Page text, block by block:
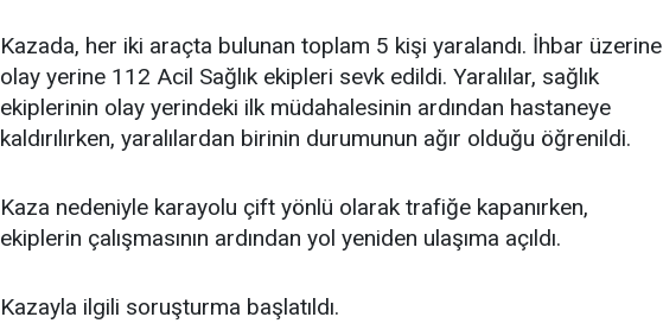
Kazada, her iki araçta bulunan toplam 5 kişi yaralandı. İhbar üzerine
olay yerine 112 Acil Sağlık ekipleri sevk edildi. Yaralılar, sağlık
ekiplerinin olay yerindeki ilk müdahalesinin ardından hastaneye
kaldırılırken, yaralılardan birinin durumunun ağır olduğu öğrenildi.
Kaza nedeniyle karayolu çift yönlü olarak trafiğe kapanırken,
ekiplerin çalışmasının ardından yol yeniden ulaşıma açıldı.
Kazayla ilgili soruşturma başlatıldı.